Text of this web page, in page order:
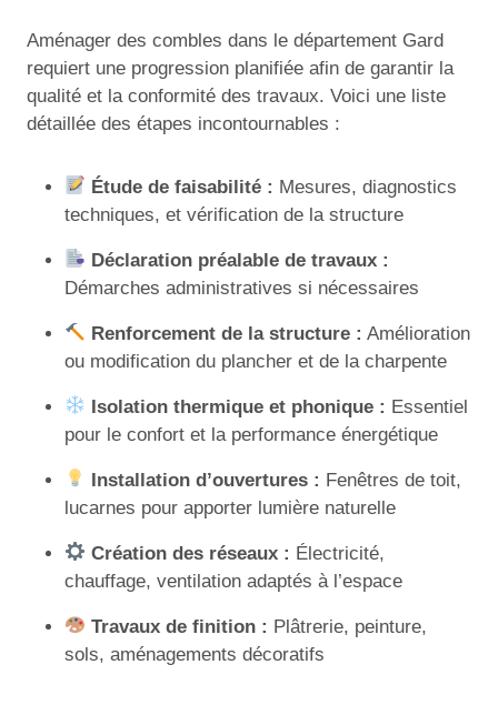
Aménager des combles dans le département Gard
requiert une progression planifiée afin de garantir la
qualité et la conformité des travaux. Voici une liste
détaillée des étapes incontournables :
Étude de faisabilité : Mesures, diagnostics
techniques, et vérification de la structure
Déclaration préalable de travaux :
Démarches administratives si nécessaires
Renforcement de la structure : Amélioration
ou modification du plancher et de la charpente
Isolation thermique et phonique : Essentiel
pour le confort et la performance énergétique
Installation d’ouvertures : Fenêtres de toit,
lucarnes pour apporter lumière naturelle
Création des réseaux : Électricité,
chauffage, ventilation adaptés à l’espace
Travaux de finition : Plâtrerie, peinture,
sols, aménagements décoratifs